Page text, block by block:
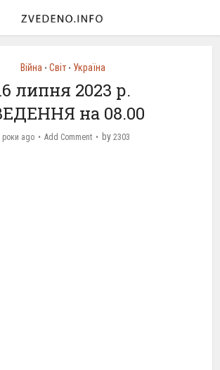
Війна • Світ • Україна
липня 2023 р.
на 08.00
роки ago Add Comment by 2303